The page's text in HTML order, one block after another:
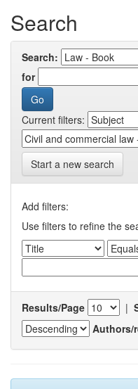
Search
Search:
for
Current filters:
Start a new search
Add filters:
Use filters to refine the
Results/Page |
Authors/